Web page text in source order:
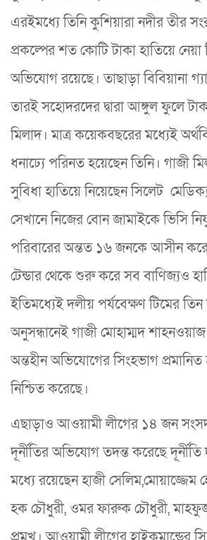
এরইমধ্যে তিনি কুশিয়ারা নদীর তীর
প্রকল্পের শত কোটি টাকা হাতিয়ে নেয়া
অভিযোগ রয়েছে। তাছাড়া বিবিয়ানা
তারই সহোদরদের দ্বারা আঙ্গুল ফুলে
মিলাদ। মাত্র কয়েকবছরের মধ্যেই
ধনাঢ্যে পরিনত হয়েছেন তিনি। গাজী
সুবিধা হাতিয়ে নিয়েছেন সিলেট
সেখানে নিজের বোন জামাইকে ভিসি
পরিবারের অন্তত ১৬ জনকে আসীন
টেন্ডার থেকে শুরু করে সব বাণিজ্যও
ইতিমধ্যেই দলীয় পর্যবেক্ষণ টিমের
অনুসন্ধানেই গাজী মোহাম্মদ শাহনওয়াজ
অন্তহীন অভিযোগের সিংহভাগ প্রমানিত
নিশ্চিত করেছে।
এছাড়াও আওয়ামী লীগের ১৪ জন
দূর্নীতির অভিযোগ তদন্ত করেছে
মধ্যে রয়েছেন হাজী
হক চৌধুরী, ওমর ফারুক চৌধুরী,